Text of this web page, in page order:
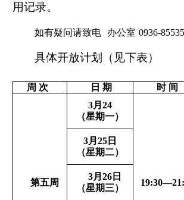
用记录。
如有疑问请致电 办公室 0936-
具体开放计划（见下表）
周 次 日 期 时 间
第五周
3月24
（星期一）
19:30—21:
3月25 日
（星期二）
3月26 日
（星期三）